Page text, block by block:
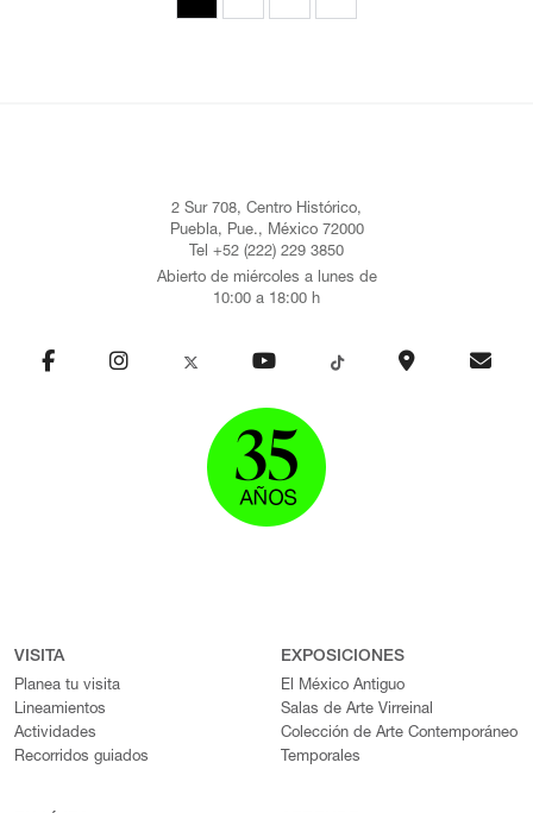
2 Sur 708, Centro Histórico,
Puebla, Pue., México 72000
Tel +52 (222) 229 3850
Abierto de miércoles a lunes de
10:00 a 18:00 h
VISITA
Planea tu visita
Lineamientos
Actividades
Recorridos guiados
EXPOSICIONES
El México Antiguo
Salas de Arte Virreinal
Colección de Arte Contemporáneo
Temporales